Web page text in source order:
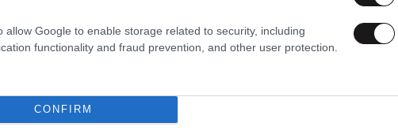
allow Google to enable storage related to security, including
functionality and fraud prevention, and other user protection.
CONFIRM